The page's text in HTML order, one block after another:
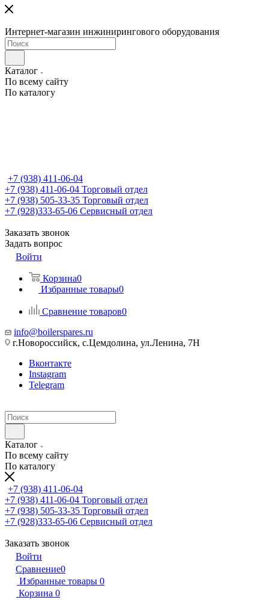
Интернет-магазин инжинирингового оборудования
Каталог
По всему сайту
По каталогу
+7 (938) 411-06-04
+7 (938) 411-06-04 Торговый отдел
+7 (938) 505-33-35 Торговый отдел
+7 (928)333-65-06 Сервисный отдел
Заказать звонок
Задать вопрос
Войти
Корзина0
Избранные товары0
Сравнение товаров0
info@boilerspares.ru
г.Новороссийск, с.Цемдолина, ул.Ленина, 7Н
Вконтакте
Instagram
Telegram
Каталог
По всему сайту
По каталогу
+7 (938) 411-06-04
+7 (938) 411-06-04 Торговый отдел
+7 (938) 505-33-35 Торговый отдел
+7 (928)333-65-06 Сервисный отдел
Заказать звонок
Войти
Сравнение0
Избранные товары 0
Корзина 0